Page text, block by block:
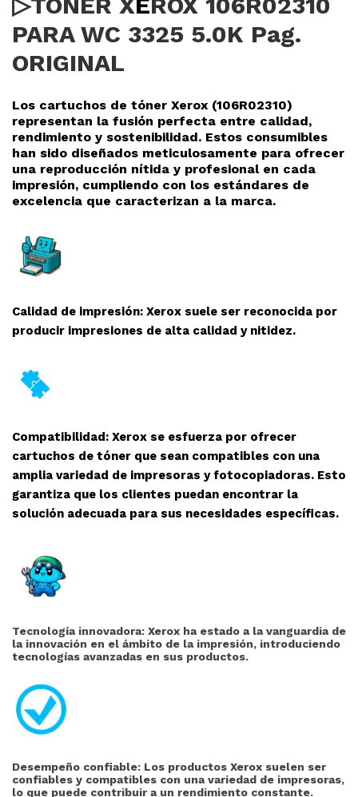
PARA WC 3325 5.0K Pag.
ORIGINAL
Los cartuchos de tóner Xerox (106R02310)
representan la fusión perfecta entre calidad,
rendimiento y sostenibilidad. Estos consumibles
han sido diseñados meticulosamente para ofrecer
una reproducción nítida y profesional en cada
impresión, cumpliendo con los estándares de
excelencia que caracterizan a la marca.
Calidad de impresión: Xerox suele ser reconocida por
producir impresiones de alta calidad y nitidez.
Compatibilidad: Xerox se esfuerza por ofrecer
cartuchos de tóner que sean compatibles con una
amplia variedad de impresoras y fotocopiadoras. Esto
garantiza que los clientes puedan encontrar la
solución adecuada para sus necesidades específicas.
Tecnología innovadora: Xerox ha estado a la vanguardia de
la innovación en el ámbito de la impresión, introduciendo
tecnologías avanzadas en sus productos.
Desempeño confiable: Los productos Xerox suelen ser
confiables y compatibles con una variedad de impresoras,
lo que puede contribuir a un rendimiento constante.